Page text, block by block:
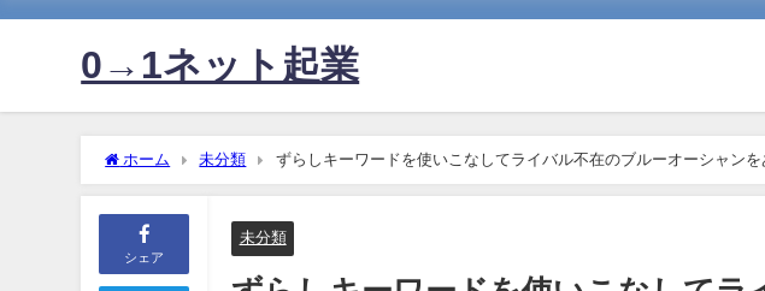
0→1ネット起業
ホーム 未分類 ずらしキーワードを使いこなしてライバル不在のブルーオーシャン
シェア
未分類